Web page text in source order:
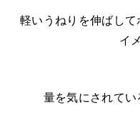
軽いうねりを伸ばし
イ
量を気にされてい